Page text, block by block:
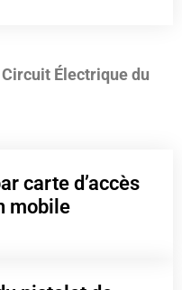
Électrique du
carte d’accès
mobile